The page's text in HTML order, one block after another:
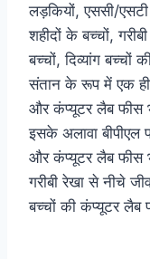
लड़कियों, एससी/
शहीदों के बच्चों,
बच्चों, दिव्यांग
संतान के रूप में एक ही
और कंप्यूटर लैब फीस
इसके अलावा बीपीएल
और कंप्यूटर लैब फीस
गरीबी रेखा से नीचे
बच्चों की कंप्यूटर लैब